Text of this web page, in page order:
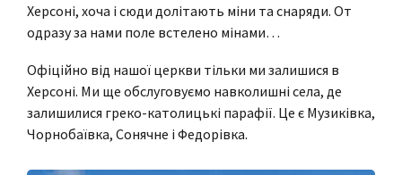
Херсоні, хоча і сюди долітають міни та снаряди. От
одразу за нами поле встелено мінами…
Офіційно від нашої церкви тільки ми залишися в
Херсоні. Ми ще обслуговуємо навколишні села, де
залишилися греко-католицькі парафії. Це є Музиківка,
Чорнобаївка, Сонячне і Федорівка.